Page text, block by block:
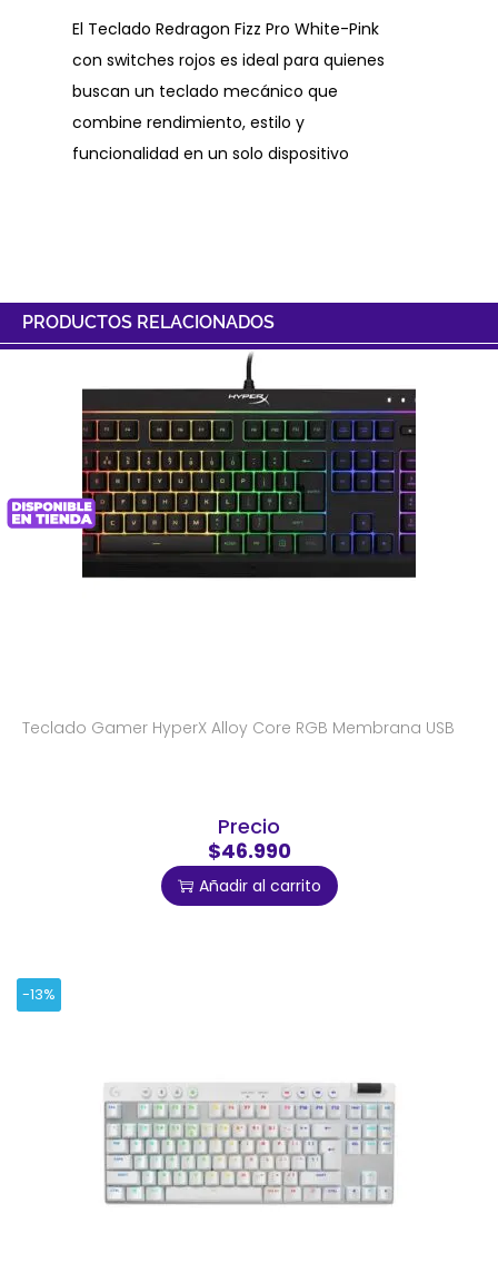
El Teclado Redragon Fizz Pro White-Pink
con switches rojos es ideal para quienes
buscan un teclado mecánico que
combine rendimiento, estilo y
funcionalidad en un solo dispositivo
PRODUCTOS RELACIONADOS
Teclado Gamer HyperX Alloy Core RGB Membrana USB
Precio
$46.990
Añadir al carrito
-13%